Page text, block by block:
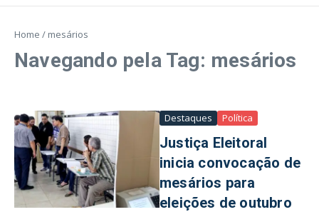
Home / mesários
Navegando pela Tag: mesários
Destaques Política
Justiça Eleitoral
inicia convocação de
mesários para
eleições de outubro